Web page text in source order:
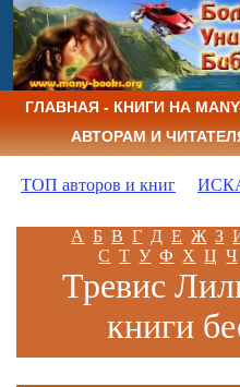
ГЛАВНАЯ - КНИГИ НА
АВТОРАМ И
ТОП авторов и книг
А Б В Г Д Е Ж З
С Т У Ф Х Ц Ч
Тревис
книги
читать